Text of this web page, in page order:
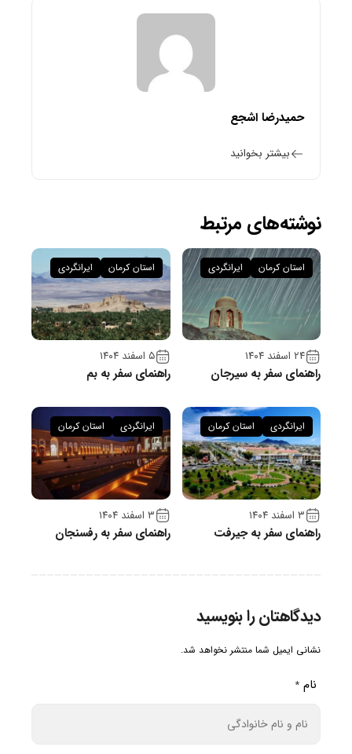
حمیدرضا اشجع
بیشتر بخوانید
نوشته‌های مرتبط
۲۴ اسفند ۱۴۰۴
راهنمای سفر به سیرجان
استان کرمان ایرانگردی
۵ اسفند ۱۴۰۴
راهنمای سفر به بم
استان کرمان ایرانگردی
۳ اسفند ۱۴۰۴
راهنمای سفر به جیرفت
ایرانگردی استان کرمان
۳ اسفند ۱۴۰۴
راهنمای سفر به رفسنجان
ایرانگردی استان کرمان
دیدگاهتان را بنویسید
نشانی ایمیل شما منتشر نخواهد شد.
نام *